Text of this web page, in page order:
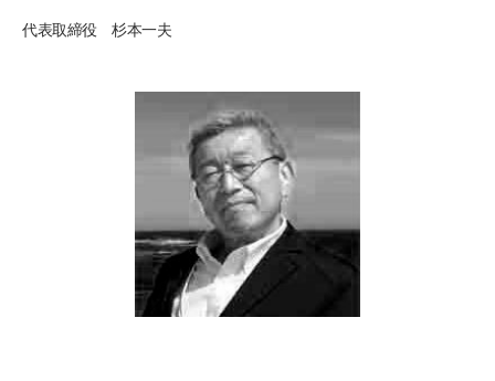
代表取締役 杉本一夫